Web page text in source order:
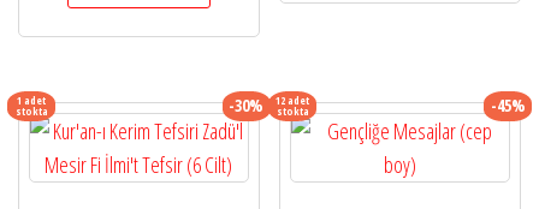
1 adet
stokta -30% 12 adet
stokta -45%